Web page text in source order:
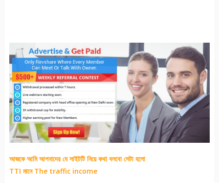
আজকে আমি আপনাদের যে সাইটটি নিয়ে কথা বলবো সেটা হলো
TTI মানে The traffic income